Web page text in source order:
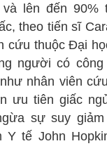
lên đến 90%
theo tiến sĩ
cứu thuộc Đại
người có
nhân viên
ưu tiên giấc
sự suy
Y tế John